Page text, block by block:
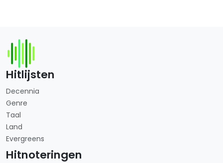
Hitlijsten
Decennia
Genre
Taal
Land
Evergreens
Hitnoteringen